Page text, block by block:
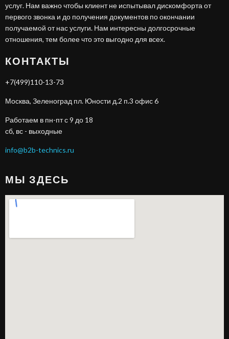
услуг. Нам важно чтобы клиент не испытывал дискомфорта от
первого звонка и до получения документов по окончании
получаемой от нас услуги. Нам интересны долгосрочные
отношения, тем более что это выгодно для всех.
КОНТАКТЫ
+7(499)110-13-73
Москва, Зеленоград пл. Юности д.2 п.3 офис 6
Работаем в пн-пт с 9 до 18
сб, вс - выходные
info@b2b-technics.ru
МЫ ЗДЕСЬ